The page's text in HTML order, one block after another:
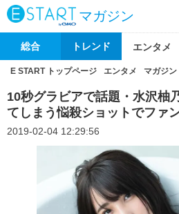
マガジン
総合 トレンド エンタメ
E START トップページ エンタメ マガジン
10秒グラビアで話題・水沢柚
てしまう悩殺ショットでファ
2019-02-04 12:29:56